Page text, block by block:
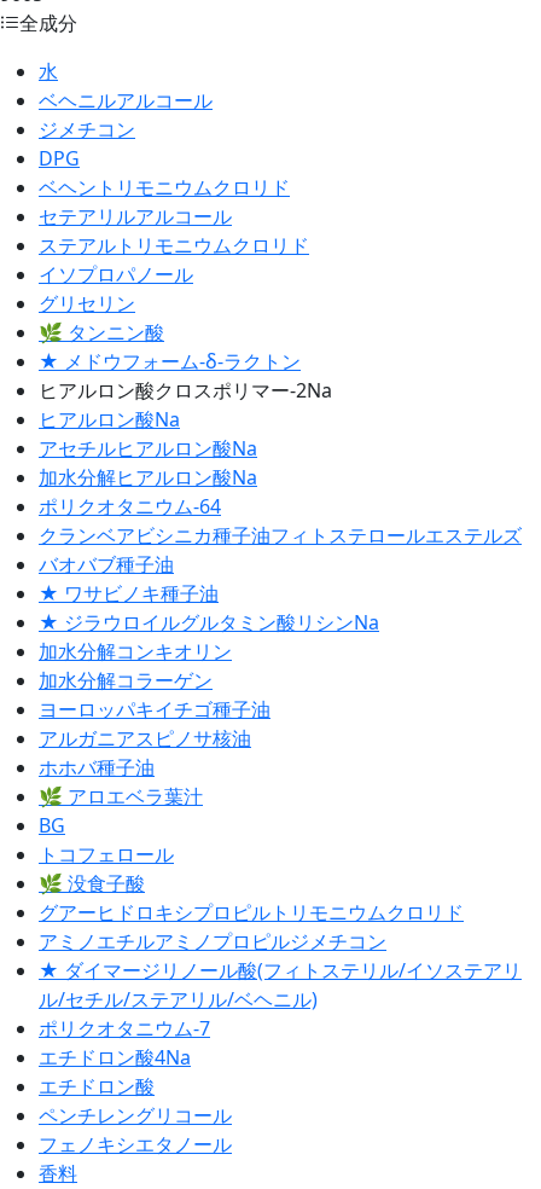
全成分
水
ベヘニルアルコール
ジメチコン
DPG
ベヘントリモニウムクロリド
セテアリルアルコール
ステアルトリモニウムクロリド
イソプロパノール
グリセリン
🌿 タンニン酸
★ メドウフォーム-δ-ラクトン
ヒアルロン酸クロスポリマー-2Na
ヒアルロン酸Na
アセチルヒアルロン酸Na
加水分解ヒアルロン酸Na
ポリクオタニウム-64
クランベアビシニカ種子油フィトステロールエステルズ
バオバブ種子油
★ ワサビノキ種子油
★ ジラウロイルグルタミン酸リシンNa
加水分解コンキオリン
加水分解コラーゲン
ヨーロッパキイチゴ種子油
アルガニアスピノサ核油
ホホバ種子油
🌿 アロエベラ葉汁
BG
トコフェロール
🌿 没食子酸
グアーヒドロキシプロピルトリモニウムクロリド
アミノエチルアミノプロピルジメチコン
★ ダイマージリノール酸(フィトステリル/イソステアリ
ル/セチル/ステアリル/ベヘニル)
ポリクオタニウム-7
エチドロン酸4Na
エチドロン酸
ペンチレングリコール
フェノキシエタノール
香料